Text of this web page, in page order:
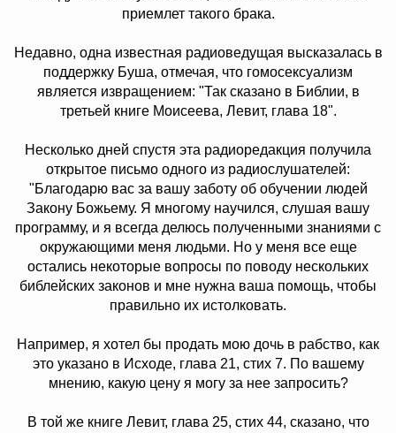
приемлет такого брака.
Недавно, одна известная радиоведущая высказалась в
поддержку Буша, отмечая, что гомосексуализм
является извращением: "Так сказано в Библии, в
третьей книге Моисеева, Левит, глава 18".
Несколько дней спустя эта радиоредакция получила
открытое письмо одного из радиослушателей:
"Благодарю вас за вашу заботу об обучении людей
Закону Божьему. Я многому научился, слушая вашу
программу, и я всегда делюсь полученными знаниями с
окружающими меня людьми. Но у меня все еще
остались некоторые вопросы по поводу нескольких
библейских законов и мне нужна ваша помощь, чтобы
правильно их истолковать.
Например, я хотел бы продать мою дочь в рабство, как
это указано в Исходе, глава 21, стих 7. По вашему
мнению, какую цену я могу за нее запросить?
В той же книге Левит, глава 25, стих 44, сказано, что